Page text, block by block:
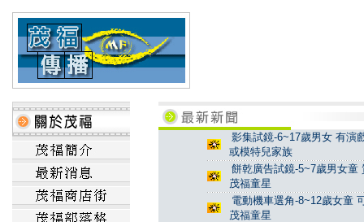
影集試鏡-6~17歲男女 有演
或模特兒家族
餅乾廣告試鏡-5~7歲男女
茂福童星
電動機車選角-8~12歲女童
茂福童星